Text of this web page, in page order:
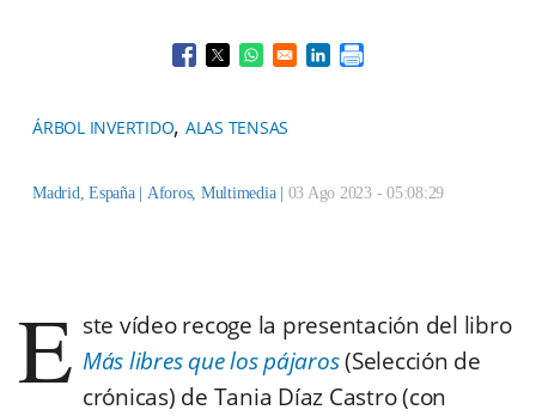
Opens in a new window
Opens in a new window
Opens in a new window
Opens in a new window
ÁRBOL INVERTIDO, ALAS TENSAS
Aforos, Multimedia 03 Ago 2023 - 05:08:29
E ste vídeo recoge la presentación del libro
Más libres que los pájaros(Selección de
crónicas) de Tania Díaz Castro (con